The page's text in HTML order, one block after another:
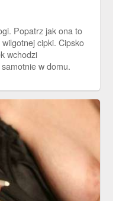
Popatrz jak ona to
cipki. Cipsko
wchodzi
w domu.